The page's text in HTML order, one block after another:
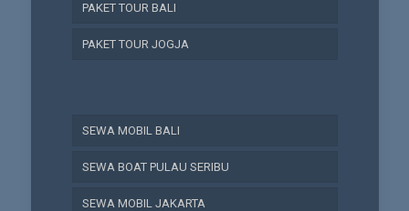
PAKET TOUR BALI
PAKET TOUR JOGJA
SEWA MOBIL BALI
SEWA BOAT PULAU SERIBU
SEWA MOBIL JAKARTA